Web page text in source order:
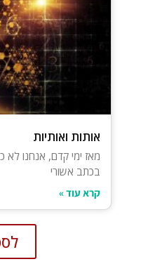
אותות ואותיות
מאז ימי קדם, אנחנו
בכתב אשורי
קרא עוד »